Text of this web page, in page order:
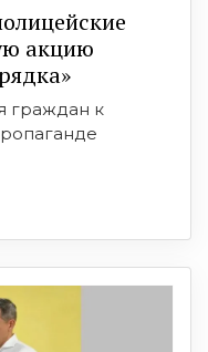
акцию
граждан к